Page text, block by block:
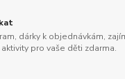
dárky k objednávkám,
pro vaše děti zdarma.